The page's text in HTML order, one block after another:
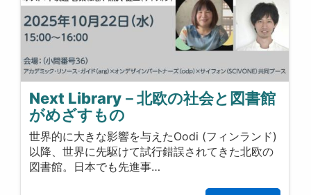
Next Library－北欧の社会と図書館
がめざすもの
世界的に大きな影響を与えたOodi (フィンランド)
以降、世界に先駆けて試行錯誤されてきた北欧の
図書館。日本でも先進事…